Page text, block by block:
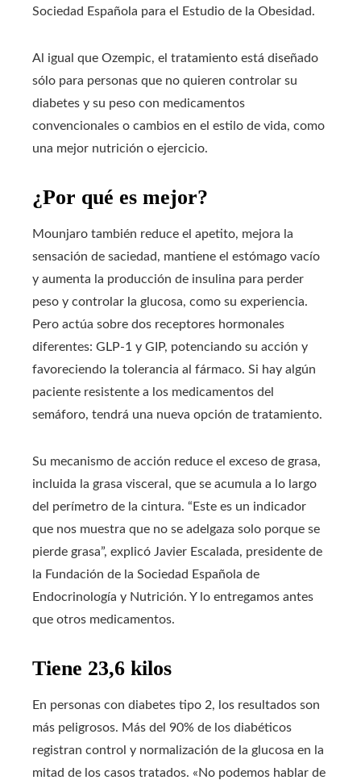
Sociedad Española para el Estudio de la Obesidad.
Al igual que Ozempic, el tratamiento está diseñado
sólo para personas que no quieren controlar su
diabetes y su peso con medicamentos
convencionales o cambios en el estilo de vida, como
una mejor nutrición o ejercicio.
¿Por qué es mejor?
Mounjaro también reduce el apetito, mejora la
sensación de saciedad, mantiene el estómago vacío
y aumenta la producción de insulina para perder
peso y controlar la glucosa, como su experiencia.
Pero actúa sobre dos receptores hormonales
diferentes: GLP-1 y GIP, potenciando su acción y
favoreciendo la tolerancia al fármaco. Si hay algún
paciente resistente a los medicamentos del
semáforo, tendrá una nueva opción de tratamiento.
Su mecanismo de acción reduce el exceso de grasa,
incluida la grasa visceral, que se acumula a lo largo
del perímetro de la cintura. “Este es un indicador
que nos muestra que no se adelgaza solo porque se
pierde grasa”, explicó Javier Escalada, presidente de
la Fundación de la Sociedad Española de
Endocrinología y Nutrición. Y lo entregamos antes
que otros medicamentos.
Tiene 23,6 kilos
En personas con diabetes tipo 2, los resultados son
más peligrosos. Más del 90% de los diabéticos
registran control y normalización de la glucosa en la
mitad de los casos tratados. «No podemos hablar de